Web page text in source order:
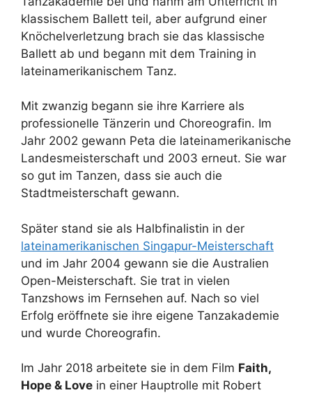
klassischem Ballett teil, aber aufgrund einer
Knöchelverletzung brach sie das klassische
Ballett ab und begann mit dem Training in
lateinamerikanischem Tanz.
Mit zwanzig begann sie ihre Karriere als
professionelle Tänzerin und Choreografin. Im
Jahr 2002 gewann Peta die lateinamerikanische
Landesmeisterschaft und 2003 erneut. Sie war
so gut im Tanzen, dass sie auch die
Stadtmeisterschaft gewann.
Später stand sie als Halbfinalistin in der
lateinamerikanischen Singapur-Meisterschaft
und im Jahr 2004 gewann sie die Australien
Open-Meisterschaft. Sie trat in vielen
Tanzshows im Fernsehen auf. Nach so viel
Erfolg eröffnete sie ihre eigene Tanzakademie
und wurde Choreografin.
Im Jahr 2018 arbeitete sie in dem Film Faith,
Hope & Love in einer Hauptrolle mit Robert